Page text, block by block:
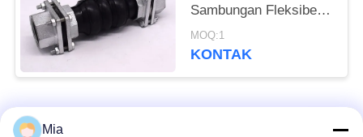
Sambungan Fleksibel
Bellow Expansion Joint
Female
MOQ:1
KONTAK
Bad Request
Mia